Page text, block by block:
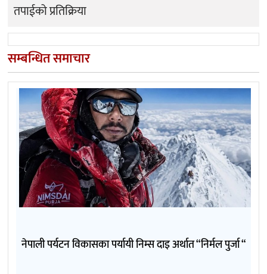
तपाईको प्रतिक्रिया
सम्बन्धित समाचार
नेपाली पर्यटन विकासका पर्यायी निम्स दाइ अर्थात “निर्मल पुर्जा “